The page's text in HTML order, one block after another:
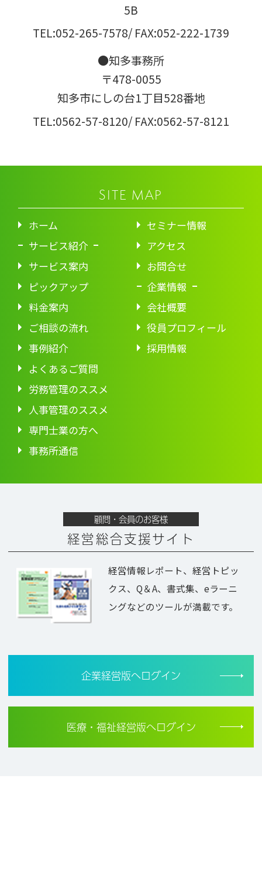
5B
TEL:052-265-7578/ FAX:052-222-1739
●知多事務所
〒478-0055
知多市にしの台1丁目528番地
TEL:0562-57-8120/ FAX:0562-57-8121
SITE MAP
ホーム
サービス紹介
サービス案内
ピックアップ
料金案内
ご相談の流れ
事例紹介
よくあるご質問
労務管理のススメ
人事管理のススメ
専門士業の方へ
事務所通信
セミナー情報
アクセス
お問合せ
企業情報
会社概要
役員プロフィール
採用情報
顧問・会員のお客様
経営総合支援サイト
経営情報レポート、経営トピッ
クス、Q＆A、書式集、eラーニ
ングなどのツールが満載です。
企業経営版へログイン
医療・福祉経営版へログイン